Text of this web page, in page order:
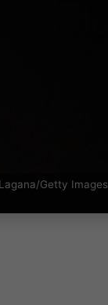
Getty Images